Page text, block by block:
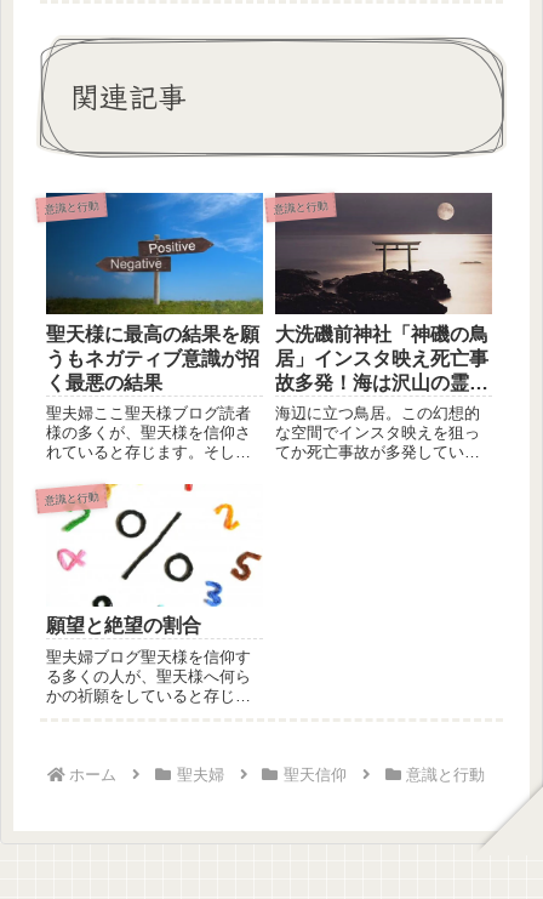
関連記事
意識と行動
聖天様に最高の結果を願
うもネガティブ意識が招
く最悪の結果
聖夫婦ここ聖天様ブログ読者
様の多くが、聖天様を信仰さ
れていると存じます。そし
人の多くが...
意識と行動
大洗磯前神社「神磯の鳥
居」インスタ映え死亡事
故多発！海は沢山の霊に
注意！
海辺に立つ鳥居。この幻想的
な空間でインスタ映えを狙っ
てか死亡事故が多発している
意識と行動
願望と絶望の割合
聖夫婦ブログ聖天様を信仰す
る多くの人が、聖天様へ何ら
かの祈願をしていると存じま
ホーム 聖夫婦 聖天信仰 意識と行動